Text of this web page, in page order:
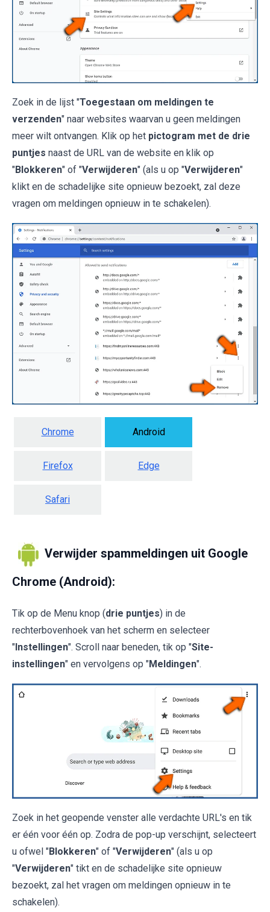
Zoek in de lijst "Toegestaan om meldingen te
verzenden" naar websites waarvan u geen meldingen
meer wilt ontvangen. Klik op het pictogram met de drie
puntjes naast de URL van de website en klik op
"Blokkeren" of "Verwijderen" (als u op "Verwijderen"
klikt en de schadelijke site opnieuw bezoekt, zal deze
vragen om meldingen opnieuw in te schakelen).
Chrome Android
Firefox Edge
Safari
Verwijder spammeldingen uit Google
Chrome (Android):
Tik op de Menu knop (drie puntjes) in de
rechterbovenhoek van het scherm en selecteer
"Instellingen". Scroll naar beneden, tik op "Site-
instellingen" en vervolgens op "Meldingen".
Zoek in het geopende venster alle verdachte URL's en tik
er één voor één op. Zodra de pop-up verschijnt, selecteert
u ofwel "Blokkeren" of "Verwijderen" (als u op
"Verwijderen" tikt en de schadelijke site opnieuw
bezoekt, zal het vragen om meldingen opnieuw in te
schakelen).